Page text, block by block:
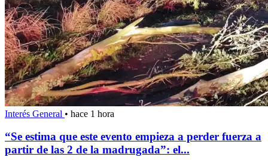
Interés General • hace 1 hora
“Se estima que este evento empieza a perder fuerza a
partir de las 2 de la madrugada”: el...